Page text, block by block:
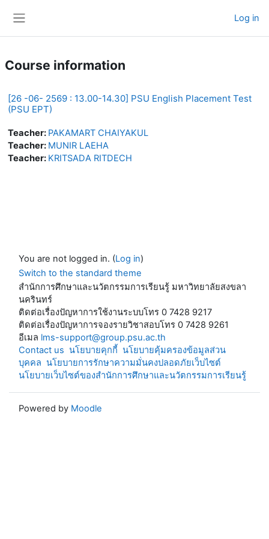
Log in
Course information
[26 -06- 2569 : 13.00-14.30] PSU English Placement Test
(PSU EPT)
Teacher: PAKAMART CHAIYAKUL
Teacher: MUNIR LAEHA
Teacher: KRITSADA RITDECH
You are not logged in. (Log in)
Switch to the standard theme
สำนักการศึกษาและนวัตกรรมการเรียนรู้ มหาวิทยาลัยสงขลา
นครินทร์
ติดต่อเรื่องปัญหาการใช้งานระบบโทร 0 7428 9217
ติดต่อเรื่องปัญหาการจองรายวิชาสอบโทร 0 7428 9261
อีเมล lms-support@group.psu.ac.th
Contact us นโยบายคุกกี้ นโยบายคุ้มครองข้อมูลส่วน
บุคคล นโยบายการรักษาความมั่นคงปลอดภัยเว็บไซต์
นโยบายเว็บไซต์ของสำนักการศึกษาและนวัตกรรมการเรียนรู้
Powered by Moodle